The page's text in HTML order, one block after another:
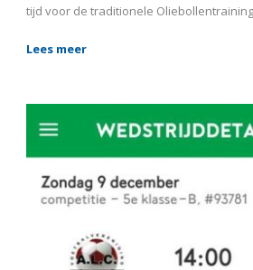
tijd voor de traditionele Oliebollentraining
Lees meer